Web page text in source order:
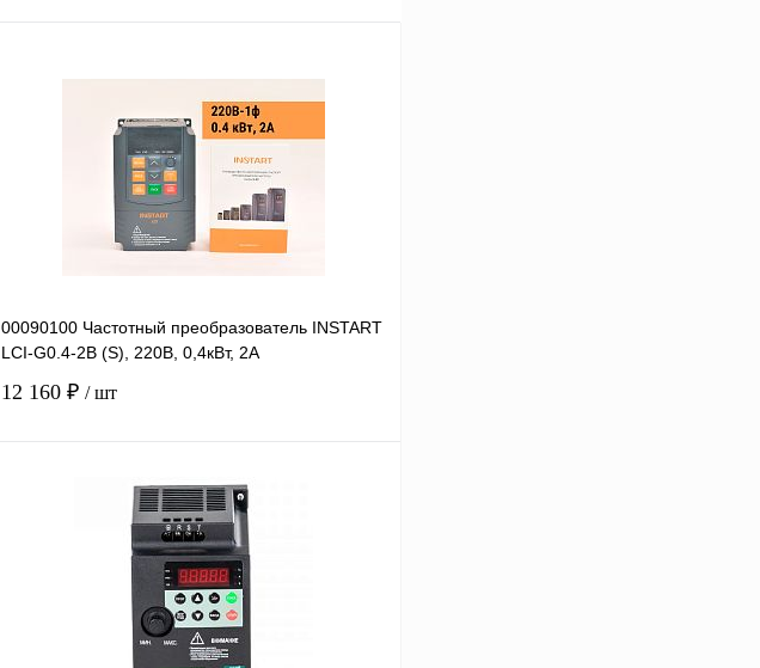
00090100 Частотный преобразователь INSTART
LCI-G0.4-2B (S), 220В, 0,4кВт, 2А
12 160 ₽ / шт
В корзину
Сравнение
Под заказ